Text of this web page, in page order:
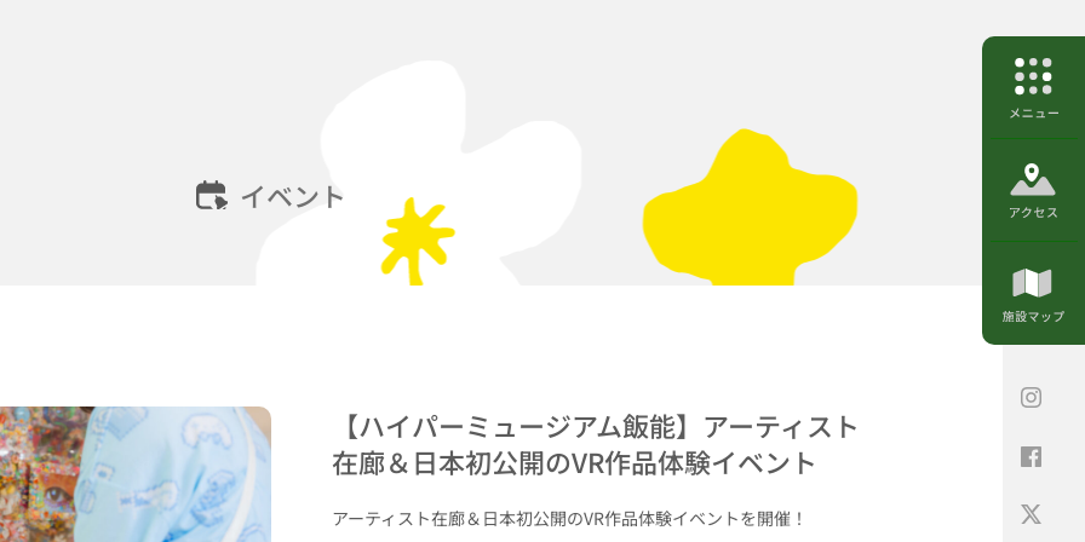
イベント
【ハイパーミュージアム飯能】アーティスト
在廊＆日本初公開のVR作品体験イベント
アーティスト在廊＆日本初公開のVR作品体験イベントを開催！